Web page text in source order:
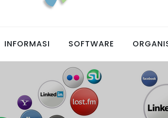
Informasi
Untuk Alumni
INFORMASI SOFTWARE